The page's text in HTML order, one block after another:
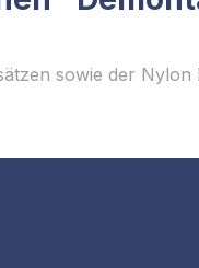
sowie der Nylon